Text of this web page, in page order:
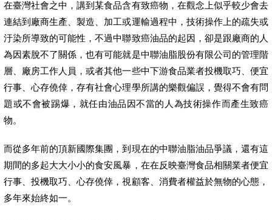
在臺灣社會之中，講到某食品含有致癌物，在觀念上似乎較少會去
連結到廠商生產、製造、加工或運輸過程中，技術操作上的疏失或
汙染所導致的可能性，不過中聯致癌油品的起因，卻是跟廠商的人
為因素脫不了關係，也有可能就是中聯油脂股份有限公司的管理階
層、廠房工作人員，或者其他一些中下游食品業者投機取巧、便宜
行事、心存僥倖，存有社會心理學所講的樂觀偏誤，覺得不會有問
題或不會被踢爆，就任由油品因不當的人為技術操作而產生致癌
物。
而從多年前的頂新國際集團，到現在的中聯油脂油品爭議，還有這
期間的多起大大小小的食安風暴，在在反映臺灣食品相關業者便宜
行事、投機取巧、心存僥倖，視顧客、消費者權益於無物的心態，
多年來始終如一。